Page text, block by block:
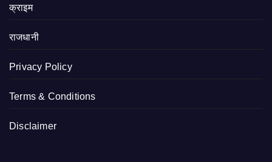
क्राइम
राजधानी
Privacy Policy
Terms & Conditions
Disclaimer